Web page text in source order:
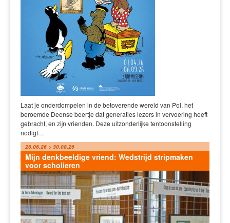
Laat je onderdompelen in de betoverende wereld van Pol, het
beroemde Deense beertje dat generaties lezers in vervoering heeft
gebracht, en zijn vrienden. Deze uitzonderlijke tentoonstelling
nodigt…
26.06.26 > 30.08.26
Mijn denkbeeldige vriend: Wedstrijd stripmaken
voor scholieren